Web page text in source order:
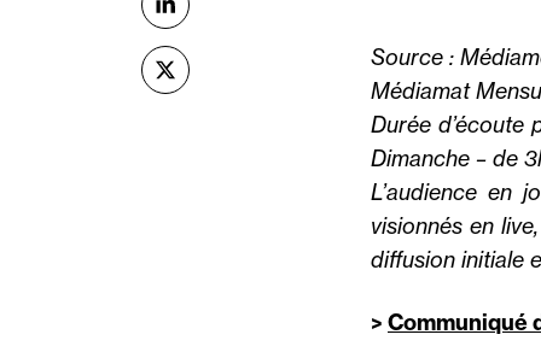
sur Linkedin
sur X (Twitter)
Source :
Médiamat
Durée d’écoute
Dimanche – de
L’audience en
visionnés en
diffusion initiale
> Communiqué